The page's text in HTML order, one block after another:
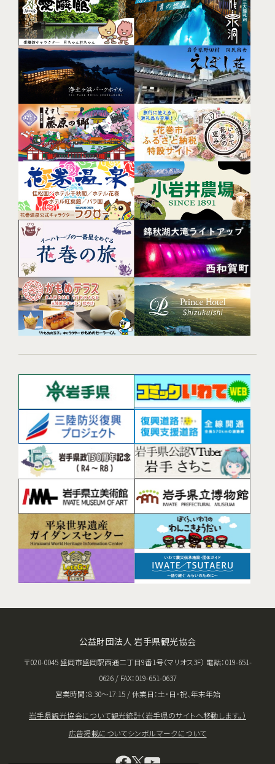
公益財団法人 岩手県観光協会
〒020-0045 盛岡市盛岡駅西通二丁目9番1号（マリオス3F） 電話：019-651-
0626 / FAX：019-651-0637
営業時間：8:30〜17:15 / 休業日：土･日･祝、年末年始
岩手県観光協会について観光統計（岩手県のサイトへ移動します。）
広告掲載についてシンボルマークについて